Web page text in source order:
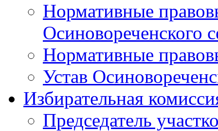
Нормативные
Осиновореченского
Нормативные
Устав
Избирательная
Председатель